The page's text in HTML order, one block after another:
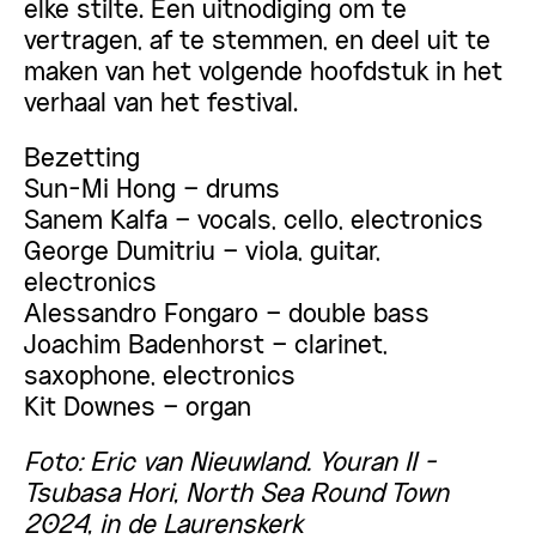
elke stilte. Een uitnodiging om te
vertragen, af te stemmen, en deel uit te
maken van het volgende hoofdstuk in het
verhaal van het festival.
Bezetting
Sun-Mi Hong – drums
Sanem Kalfa – vocals, cello, electronics
George Dumitriu – viola, guitar,
electronics
Alessandro Fongaro – double bass
Joachim Badenhorst – clarinet,
saxophone, electronics
Kit Downes – organ
Foto: Eric van Nieuwland. Youran II -
Tsubasa Hori, North Sea Round Town
2024, in de Laurenskerk